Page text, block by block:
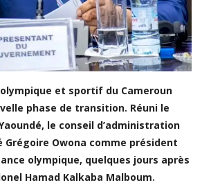
2026
et sportif du Cameroun
phase de transition. Réuni le
le conseil d’administration
Grégoire Owona comme président
olympique, quelques jours après
Hamad Kalkaba Malboum.